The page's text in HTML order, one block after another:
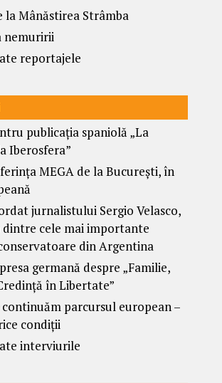
la Mânăstirea Strâmba
nemuririi
reportajele
publicația spaniolă „La
Iberosfera”
MEGA de la București, în
jurnalistului Sergio Velasco,
cele mai importante
din Argentina
germană despre „Familie,
în Libertate”
continuăm parcursul european –
condiții
interviurile